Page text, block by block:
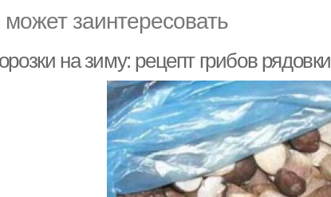
заинтересовать
на зиму: рецепт грибов рядовки